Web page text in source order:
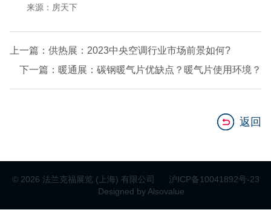
来源：房天下
上一篇：供热展：2023中央空调行业市场前景如何?
下一篇：暖通展：碳钢暖气片优缺点？暖气片使用环境？
返回
© 2026 法兰克福展览 (上海) 有限公司
沪ICP备10041892号-23
Designed by Alsovalue